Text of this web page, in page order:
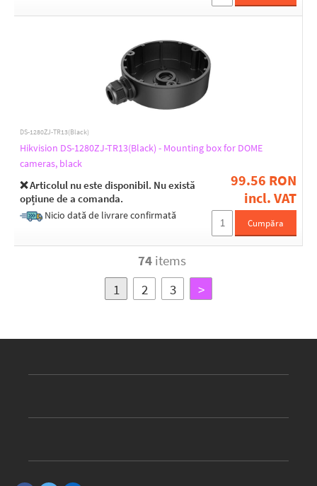
DS-1280ZJ-TR13(Black)
Hikvision DS-1280ZJ-TR13(Black) - Mounting box for DOME
cameras, black
❌ Articolul nu este disponibil. Nu există
opțiune de a comanda.
Nicio dată de livrare confirmată
99.56 RON
incl. VAT
Cumpăra
74 items
1
2 3 >